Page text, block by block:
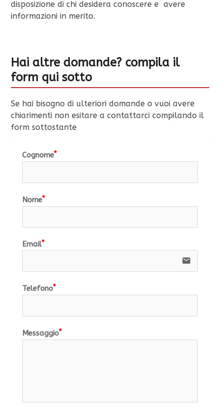
disposizione di chi desidera conoscere e avere
informazioni in merito.
Hai altre domande? compila il
form qui sotto
Se hai bisogno di ulteriori domande o vuoi avere
chiarimenti non esitare a contattarci compilando il
form sottostante
Cognome
Nome
Email
email
Telefono
Messaggio